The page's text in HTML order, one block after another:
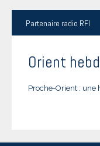
Partenaire radio RFI
Orient
Proche-Orient : une